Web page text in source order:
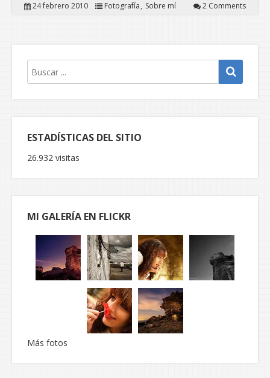
24 febrero 2010 Fotografía Sobre mí 2 Comments
ESTADÍSTICAS DEL SITIO
26.932 visitas
MI GALERÍA EN FLICKR
Más fotos